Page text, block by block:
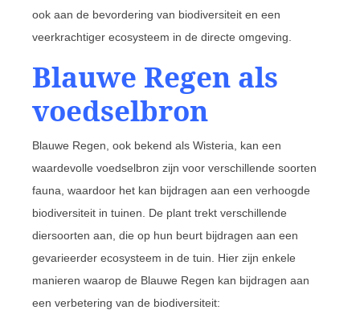
ook aan de bevordering van biodiversiteit en een
veerkrachtiger ecosysteem in de directe omgeving.
Blauwe Regen als
voedselbron
Blauwe Regen, ook bekend als Wisteria, kan een
waardevolle voedselbron zijn voor verschillende soorten
fauna, waardoor het kan bijdragen aan een verhoogde
biodiversiteit in tuinen. De plant trekt verschillende
diersoorten aan, die op hun beurt bijdragen aan een
gevarieerder ecosysteem in de tuin. Hier zijn enkele
manieren waarop de Blauwe Regen kan bijdragen aan
een verbetering van de biodiversiteit: